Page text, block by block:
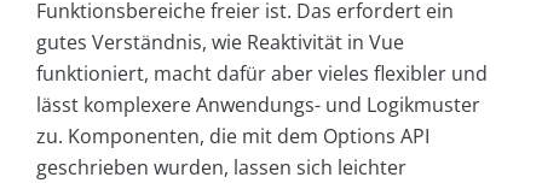
Funktionsbereiche freier ist. Das erfordert ein
gutes Verständnis, wie Reaktivität in Vue
funktioniert, macht dafür aber vieles flexibler und
lässt komplexere Anwendungs- und Logikmuster
zu. Komponenten, die mit dem Options API
geschrieben wurden, lassen sich leichter